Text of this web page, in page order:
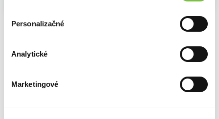
Personalizačné
Analytické
Marketingové
Frankenstein Premena a iné poviedky
Franz Kafka